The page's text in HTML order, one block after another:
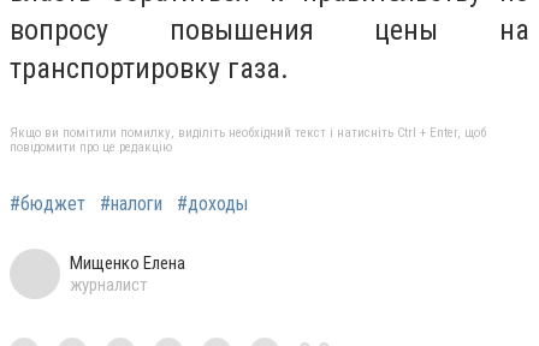
вопросу повышения цены на
транспортировку газа.
Якщо ви помітили помилку, виділіть необхідний текст і натисніть Ctrl + Enter, щоб
повідомити про це редакцію
#бюджет #налоги #доходы
Мищенко Елена
журналист